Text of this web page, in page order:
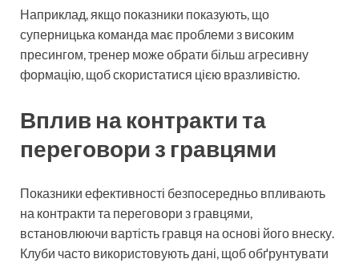
Наприклад, якщо показники показують, що
суперницька команда має проблеми з високим
пресингом, тренер може обрати більш агресивну
формацію, щоб скористатися цією вразливістю.
Вплив на контракти та
переговори з гравцями
Показники ефективності безпосередньо впливають
на контракти та переговори з гравцями,
встановлюючи вартість гравця на основі його внеску.
Клуби часто використовують дані, щоб обґрунтувати